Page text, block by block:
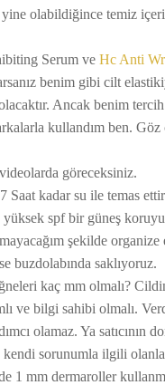
yine olabildiğince temiz
Serum ve Hc Anti
benim gibi cilt
Ancak benim
kullandım ben.
göreceksiniz.
Saat kadar su ile temas
yüksek spf bir güneş
şekilde
buzdolabında saklıyoruz.
kaç mm olmalı?
ve bilgi sahibi olmalı.
olamaz. Ya satıcının
sorunumla ilgili
1 mm dermaroller